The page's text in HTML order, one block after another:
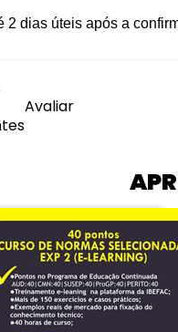
dias úteis após a
Avaliar